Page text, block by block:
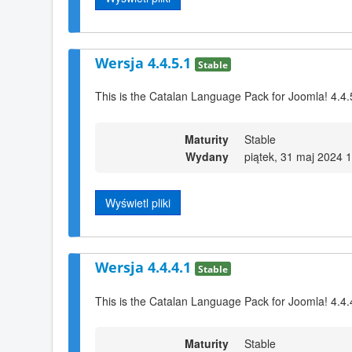
Wersja 4.4.5.1 Stable
This is the Catalan Language Pack for Joomla!
Maturity
Stable
Wydany
piątek, 31 maj 2024
Wyświetl pliki
Wersja 4.4.4.1 Stable
This is the Catalan Language Pack for Joomla!
Maturity Stable